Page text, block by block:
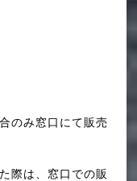
のみ窓口にて販売
際は、窓口での販